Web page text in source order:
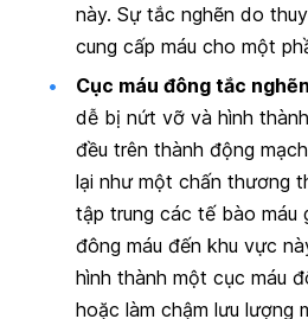
này. Sự tắc nghẽn do
cung cấp máu cho một
Cục máu đông tắc
dễ bị nứt vỡ và hình
đều trên thành động
lại như một chấn thương
tập trung các tế bào máu
đông máu đến khu vực
hình thành một cục máu
hoặc làm chậm lưu lượng